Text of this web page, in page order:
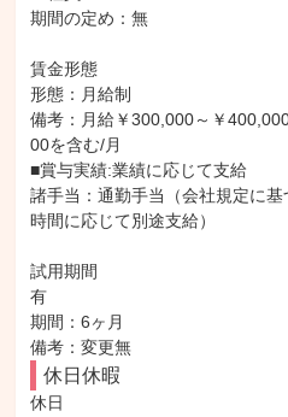
期間の定め：無
賃金形態
形態：月給制
備考：月給￥300,000～￥
00を含む/月
■賞与実績:業績に応じて支給
諸手当：通勤手当（会社規定に
時間に応じて別途支給）
試用期間
有
期間：6ヶ月
備考：変更無
休日休暇
休日